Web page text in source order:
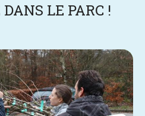
DANS LE PARC !